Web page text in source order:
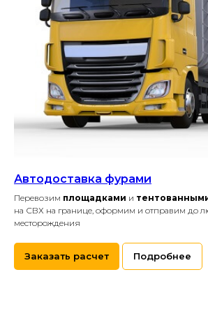
Автодоставка фурами
Перевозим площадками и
на СВХ на границе, оформим и отправим до
месторождения
Заказать расчет Подробнее